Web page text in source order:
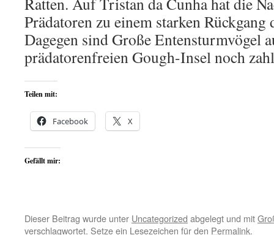
Prädatoren zu einem starken
Dagegen sind Große Entensturmvögel
prädatorenfreien Gough-Insel noch
Teilen mit:
Facebook X
Gefällt mir:
Dieser Beitrag wurde unter Uncategorized abgelegt und mit
verschlagwortet. Setze ein Lesezeichen für den Permalink.